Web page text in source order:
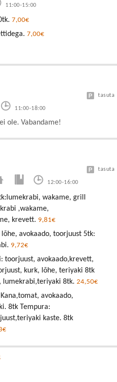
11:00-15:00
7,00€
7,00€
11:00-18:00
tasuta
ole. Vabandame!
12:00-16:00
tasuta
wakame, grill
,wakame,
krevett. 9,81€
avokaado, toorjuust 5tk:
9,72€
toorjuust, avokaado,krevett,
kurk, lõhe, teriyaki 8tk
lumekrabi,teriyaki 8tk. 24,50€
avokaado,
8tk Tempura:
kaste. 8tk